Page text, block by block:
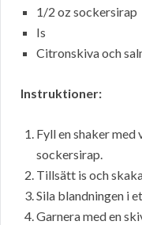
1/2 oz sockersirap
Is
Citronskiva och
Instruktioner:
Fyll en shaker
sockersirap.
Tillsätt is och
Sila blandningen i
Garnera med en